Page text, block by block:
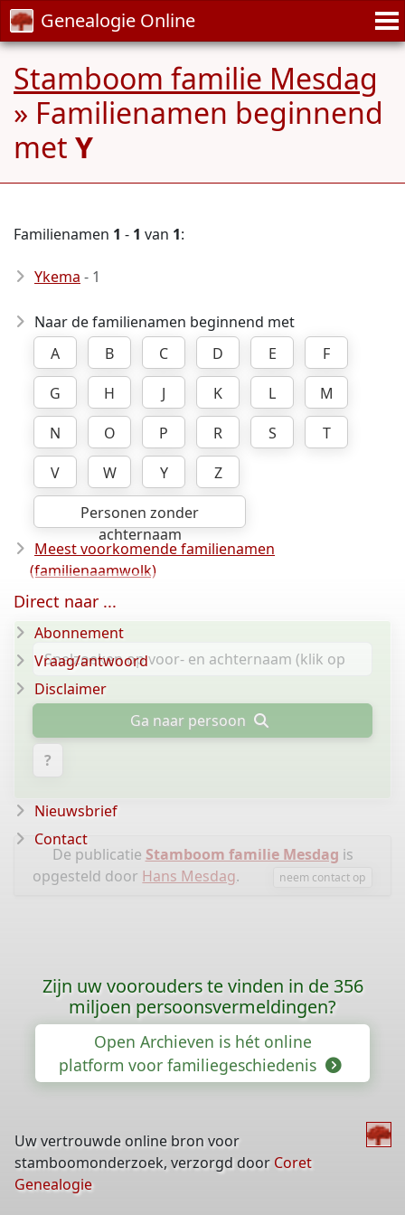
Genealogie Online
Stamboom familie Mesdag
» Familienamen beginnend
met Y
Familienamen 1 - 1 van 1:
Ykema - 1
Naar de familienamen beginnend met
A
B C D E
F
G
H J K L
M
N
O P R S
T
V
W Y
Z
Personen zonder
achternaam
Meest voorkomende familienamen
(familienaamwolk)
Ga naar persoon
?
De publicatie Stamboom familie Mesdag is
opgesteld door Hans Mesdag. neem contact op
Direct naar ...
Abonnement
Vraag/antwoord
Disclaimer
Nieuwsbrief
Contact
Zijn uw voorouders te vinden in de 356
miljoen persoonsvermeldingen?
Open Archieven is hét online
platform voor familiegeschiedenis
Uw vertrouwde online bron voor
stamboomonderzoek, verzorgd door Coret
Genealogie